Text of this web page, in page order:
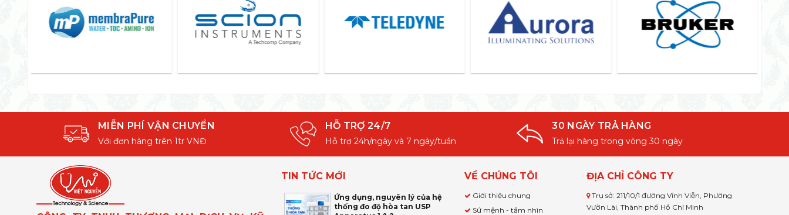
MIỄN PHÍ VẬN CHUYỂN
Với đơn hàng trên 1tr VNĐ
HỖ TRỢ 24/7
Hỗ trợ 24h/ngày và 7 ngày/tuần
30 NGÀY TRẢ HÀNG
Trả lại hàng trong vòng 30 ngày
TIN TỨC MỚI
Ứng dụng, nguyên lý của hệ
thống đo độ hòa tan USP
VỀ CHÚNG TÔI
Giới thiệu chung
Sứ mệnh - tầm nhìn
ĐỊA CHỈ CÔNG TY
Trụ sở: 211/10/1 đường Vĩnh Viễn, Phường
Vườn Lài, Thành phố Hồ Chí Minh